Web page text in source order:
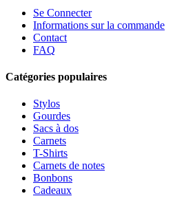
Se Connecter
Informations sur la commande
Contact
FAQ
Catégories populaires
Stylos
Gourdes
Sacs à dos
Carnets
T-Shirts
Carnets de notes
Bonbons
Cadeaux